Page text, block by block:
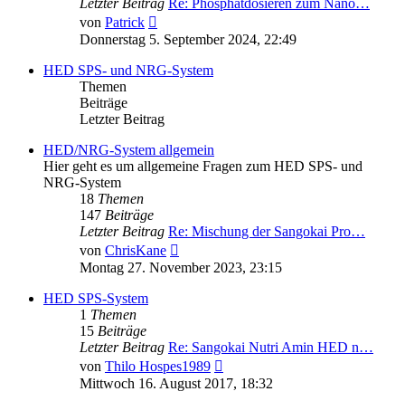
Letzter Beitrag Re: Phosphatdosieren zum Nano…
von Patrick
Beitrag
Donnerstag 5. September 2024, 22:49
HED SPS- und NRG-System
Themen
Beiträge
Letzter Beitrag
HED/NRG-System allgemein
Hier geht es um allgemeine Fragen zum HED SPS- und
NRG-System
18 Themen
147 Beiträge
Letzter Beitrag Re: Mischung der Sangokai Pro…
von ChrisKane
Beitrag
Montag 27. November 2023, 23:15
HED SPS-System
1 Themen
15 Beiträge
Letzter Beitrag Re: Sangokai Nutri Amin HED n…
von Thilo Hospes1989
Beitrag
Mittwoch 16. August 2017, 18:32